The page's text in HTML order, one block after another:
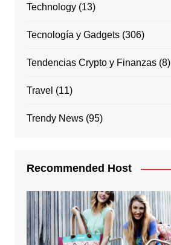
Technology(13)
Tecnología y Gadgets(306)
Tendencias Crypto y Finanzas(8)
Travel (11)
Trendy News(95)
Recommended Host